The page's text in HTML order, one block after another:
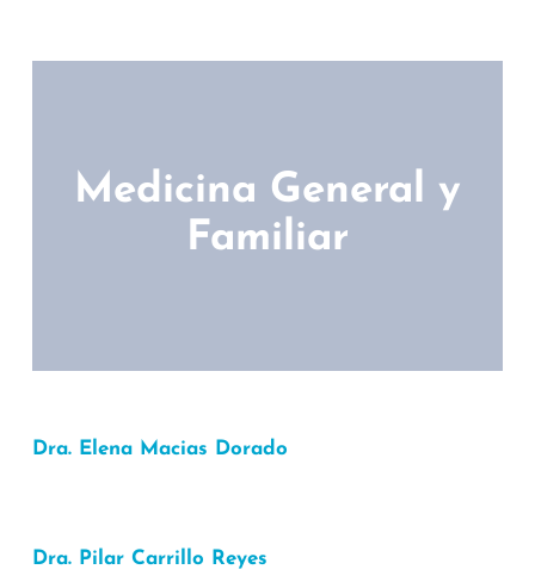
Medicina General y
Familiar
Dra. Elena Macias Dorado
Dra. Pilar Carrillo Reyes